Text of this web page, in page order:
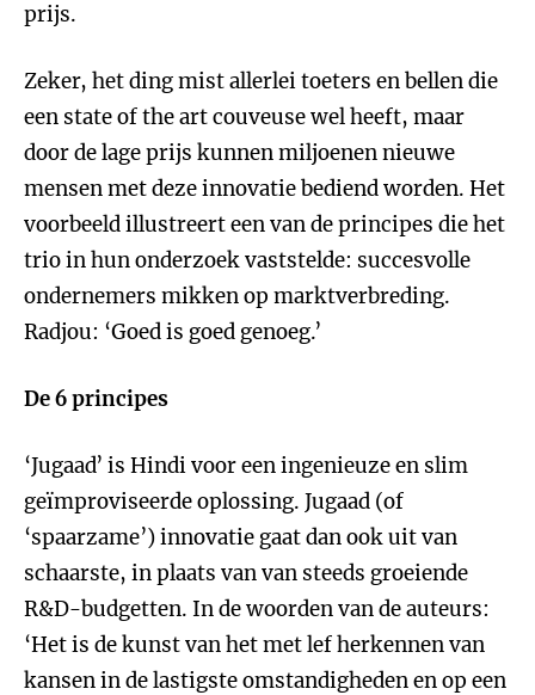
prijs.
Zeker, het ding mist allerlei toeters en bellen die
een state of the art couveuse wel heeft, maar
door de lage prijs kunnen miljoenen nieuwe
mensen met deze innovatie bediend worden. Het
voorbeeld illustreert een van de principes die het
trio in hun onderzoek vaststelde: succesvolle
ondernemers mikken op marktverbreding.
Radjou: ‘Goed is goed genoeg.’
De 6 principes
‘Jugaad’ is Hindi voor een ingenieuze en slim
geïmproviseerde oplossing. Jugaad (of
‘spaarzame’) innovatie gaat dan ook uit van
schaarste, in plaats van van steeds groeiende
R&D-budgetten. In de woorden van de auteurs:
‘Het is de kunst van het met lef herkennen van
kansen in de lastigste omstandigheden en op een